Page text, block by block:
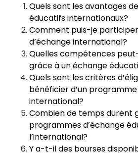
Quels sont les avantages
éducatifs internationaux?
Comment puis-je
d’échange international?
Quelles compétences
grâce à un échange
Quels sont les critères
bénéficier d’un
international?
Combien de temps durent
programmes d’échange
l’international?
Y a-t-il des bourses